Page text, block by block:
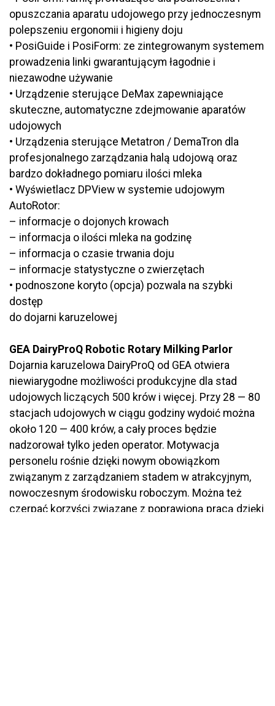
opuszczania aparatu udojowego przy jednoczesnym
polepszeniu ergonomii i higieny doju
• PosiGuide i PosiForm: ze zintegrowanym systemem
prowadzenia linki gwarantującym łagodnie i
niezawodne używanie
• Urządzenie sterujące DeMax zapewniające
skuteczne, automatyczne zdejmowanie aparatów
udojowych
• Urządzenia sterujące Metatron / DemaTron dla
profesjonalnego zarządzania halą udojową oraz
bardzo dokładnego pomiaru ilości mleka
• Wyświetlacz DPView w systemie udojowym
AutoRotor:
– informacje o dojonych krowach
– informacja o ilości mleka na godzinę
– informacja o czasie trwania doju
– informacje statystyczne o zwierzętach
• podnoszone koryto (opcja) pozwala na szybki
dostęp
do dojarni karuzelowej
GEA DairyProQ Robotic Rotary Milking Parlor
Dojarnia karuzelowa DairyProQ od GEA otwiera
niewiarygodne możliwości produkcyjne dla stad
udojowych liczących 500 krów i więcej. Przy 28 — 80
stacjach udojowych w ciągu godziny wydoić można
około 120 — 400 krów, a cały proces będzie
nadzorował tylko jeden operator. Motywacja
personelu rośnie dzięki nowym obowiązkom
związanym z zarządzaniem stadem w atrakcyjnym,
nowoczesnym środowisku roboczym. Można też
czerpać korzyści związane z poprawioną pracą dzięki